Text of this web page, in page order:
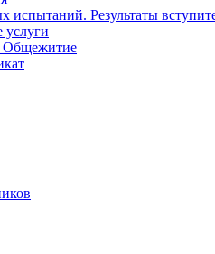
испытаний. Результаты
услуги
Общежитие